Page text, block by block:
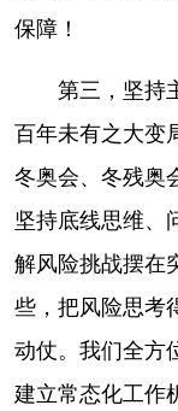
保障！
第三，坚持主
百年未有之大变
冬奥会、冬残奥
坚持底线思维、
解风险挑战摆在
些，把风险思考
动仗。我们全方
建立常态化工作